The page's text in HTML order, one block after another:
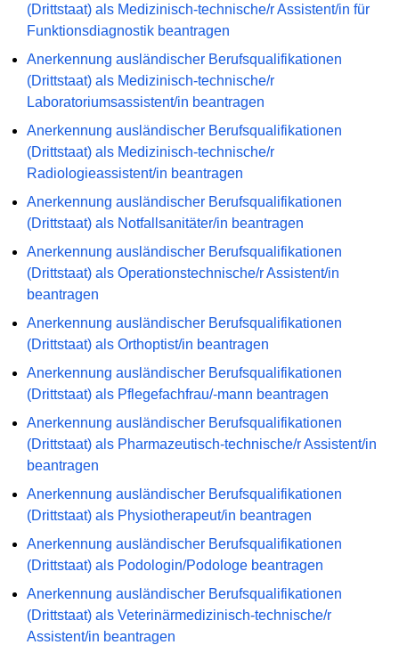
(Drittstaat) als Medizinisch-technische/r Assistent/in für
Funktionsdiagnostik beantragen
Anerkennung ausländischer Berufsqualifikationen
(Drittstaat) als Medizinisch-technische/r
Laboratoriumsassistent/in beantragen
Anerkennung ausländischer Berufsqualifikationen
(Drittstaat) als Medizinisch-technische/r
Radiologieassistent/in beantragen
Anerkennung ausländischer Berufsqualifikationen
(Drittstaat) als Notfallsanitäter/in beantragen
Anerkennung ausländischer Berufsqualifikationen
(Drittstaat) als Operationstechnische/r Assistent/in
beantragen
Anerkennung ausländischer Berufsqualifikationen
(Drittstaat) als Orthoptist/in beantragen
Anerkennung ausländischer Berufsqualifikationen
(Drittstaat) als Pflegefachfrau/-mann beantragen
Anerkennung ausländischer Berufsqualifikationen
(Drittstaat) als Pharmazeutisch-technische/r Assistent/in
beantragen
Anerkennung ausländischer Berufsqualifikationen
(Drittstaat) als Physiotherapeut/in beantragen
Anerkennung ausländischer Berufsqualifikationen
(Drittstaat) als Podologin/Podologe beantragen
Anerkennung ausländischer Berufsqualifikationen
(Drittstaat) als Veterinärmedizinisch-technische/r
Assistent/in beantragen